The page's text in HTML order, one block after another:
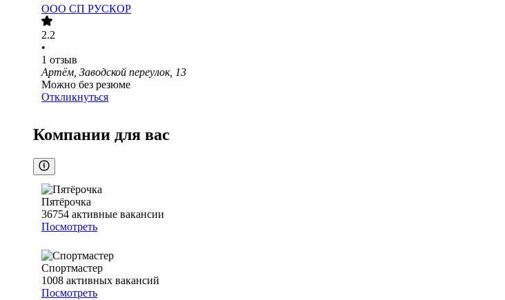
ООО СП РУСКОР
2.2
•
1 отзыв
Артём, Заводской переулок, 13
Можно без резюме
Откликнуться
Компании для вас
Пятёрочка
36754 активные вакансии
Посмотреть
Спортмастер
1008 активных вакансий
Посмотреть